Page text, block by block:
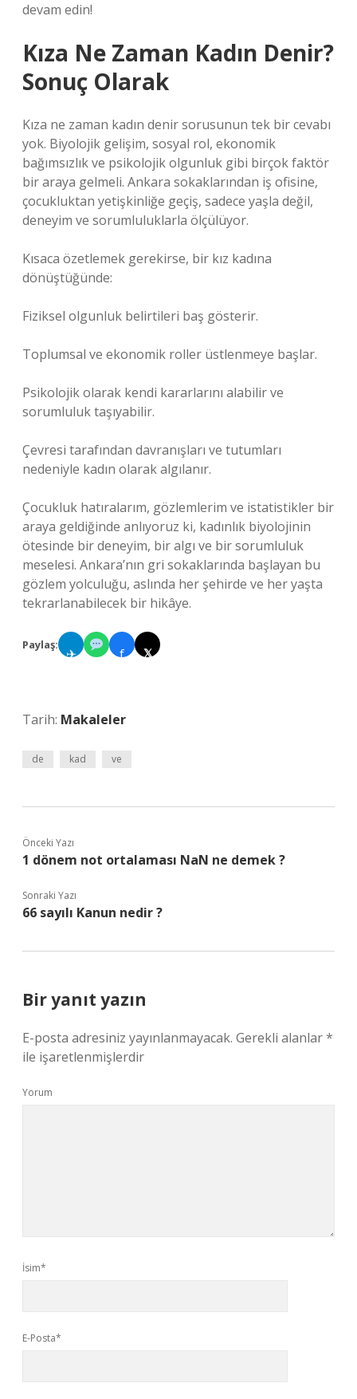
devam edin!
Kıza Ne Zaman Kadın Denir?
Sonuç Olarak
Kıza ne zaman kadın denir sorusunun tek bir cevabı
yok. Biyolojik gelişim, sosyal rol, ekonomik
bağımsızlık ve psikolojik olgunluk gibi birçok faktör
bir araya gelmeli. Ankara sokaklarından iş ofisine,
çocukluktan yetişkinliğe geçiş, sadece yaşla değil,
deneyim ve sorumluluklarla ölçülüyor.
Kısaca özetlemek gerekirse, bir kız kadına
dönüştüğünde:
Fiziksel olgunluk belirtileri baş gösterir.
Toplumsal ve ekonomik roller üstlenmeye başlar.
Psikolojik olarak kendi kararlarını alabilir ve
sorumluluk taşıyabilir.
Çevresi tarafından davranışları ve tutumları
nedeniyle kadın olarak algılanır.
Çocukluk hatıralarım, gözlemlerim ve istatistikler bir
araya geldiğinde anlıyoruz ki, kadınlık biyolojinin
ötesinde bir deneyim, bir algı ve bir sorumluluk
meselesi. Ankara’nın gri sokaklarında başlayan bu
gözlem yolculuğu, aslında her şehirde ve her yaşta
tekrarlanabilecek bir hikâye.
Paylaş:
✈ f 𝕏
Tarih: Makaleler
de kad ve
Önceki Yazı
1 dönem not ortalaması NaN ne demek ?
Sonraki Yazı
66 sayılı Kanun nedir ?
Bir yanıt yazın
E-posta adresiniz yayınlanmayacak. Gerekli alanlar*
ile işaretlenmişlerdir
Yorum
İsim*
E-Posta*